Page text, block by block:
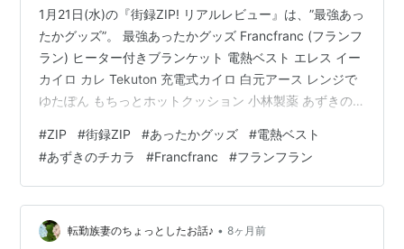
1月21日(水)の『街録ZIP! リアルレビュー』は、”最強あっ
たかグッズ”。 最強あったかグッズ Francfranc (フランフ
ラン) ヒーター付きブランケット 電熱ベスト エレス イー
カイロ カレ Tekuton 充電式カイロ 白元アース レンジで
ゆたぽん もちっとホットクッション 小林製薬 あずきの
ラン) ヒーター付きブランケット 凹凸感のあるデザイン
が可愛らしい、ヒーター付きのブランケットです。柔ら
かな心地のよい肌触りで、生地の端までヒーターが入っ
ているから、全身を覆った際に足先まで温めることがで
きます。無段階で温度…
#ZIP #街録ZIP #あったかグッズ #電熱ベスト
#あずきのチカラ #Francfranc #フランフラン
転勤族妻のちょっとしたお話♪ • 8ヶ月前